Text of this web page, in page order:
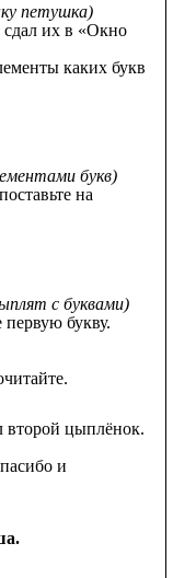
петушка)
их в «Окно
каких букв
букв)
на
с буквами)
букву.
второй цыплёнок.
и